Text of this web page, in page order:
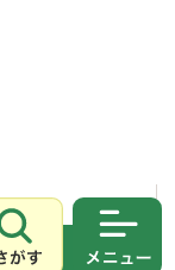
さがす
定こども園の預か
の無償化（この無
けるためには、